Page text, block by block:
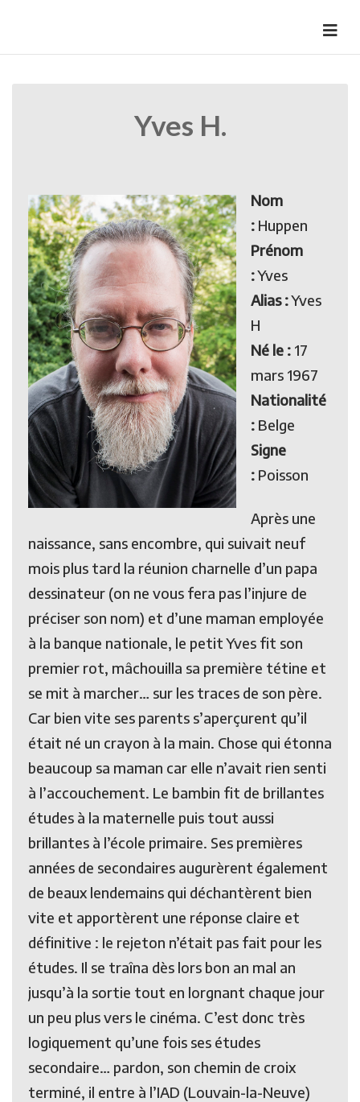
Yves H.
Nom
: Huppen
Prénom
:Yves
Alias :Yves
H
Né le : 17
mars 1967
Nationalité
: Belge
Signe
: Poisson
Après une
naissance, sans encombre, qui suivait neuf
mois plus tard la réunion charnelle d’un papa
dessinateur (on ne vous fera pas l’injure de
préciser son nom) et d’une maman employée
à la banque nationale, le petit Yves fit son
premier rot, mâchouilla sa première tétine et
se mit à marcher… sur les traces de son père.
Car bien vite ses parents s’aperçurent qu’il
était né un crayon à la main. Chose qui étonna
beaucoup sa maman car elle n’avait rien senti
à l’accouchement. Le bambin fit de brillantes
études à la maternelle puis tout aussi
brillantes à l’école primaire. Ses premières
années de secondaires augurèrent également
de beaux lendemains qui déchantèrent bien
vite et apportèrent une réponse claire et
définitive : le rejeton n’était pas fait pour les
études. Il se traîna dès lors bon an mal an
jusqu’à la sortie tout en lorgnant chaque jour
un peu plus vers le cinéma. C’est donc très
logiquement qu’une fois ses études
secondaire… pardon, son chemin de croix
terminé, il entre à l’IAD (Louvain-la-Neuve)